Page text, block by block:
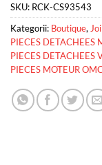
SKU: RCK-CS93543
Kategorii: Boutique,
PIECES DETACHEES
PIECES DETACHEES
PIECES MOTEUR